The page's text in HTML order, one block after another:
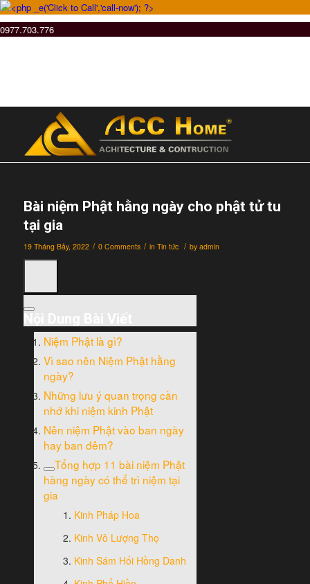
0977.703.776
Bài niệm Phật hằng ngày cho phật tử tu
tại gia
19 Tháng Bảy, 2022 / 0 Comments / in Tin tức / by admin
Niệm Phật là gì?
Vì sao nên Niệm Phật hằng
ngày?
Những lưu ý quan trọng cần
nhớ khi niệm kinh Phật
Nên niệm Phật vào ban ngày
hay ban đêm?
Tổng hợp 11 bài niệm Phật
hàng ngày có thể trì niệm tại
gia
Kinh Pháp Hoa
Kinh Vô Lượng Thọ
Kinh Sám Hối Hồng Danh